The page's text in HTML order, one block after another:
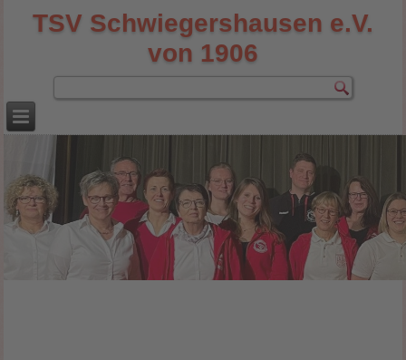
TSV Schwiegershausen e.V.
von 1906